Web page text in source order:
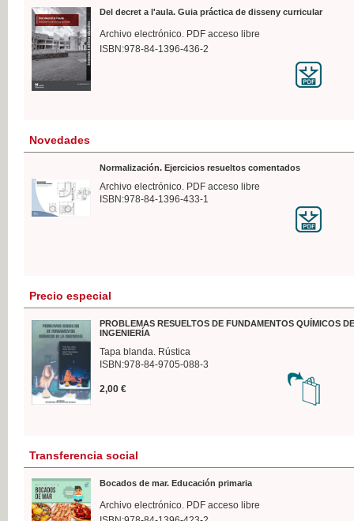
Del decret a l'aula. Guia práctica de disseny curricular
Archivo electrónico. PDF acceso libre
ISBN:978-84-1396-436-2
Novedades
Normalización. Ejercicios resueltos comentados
Archivo electrónico. PDF acceso libre
ISBN:978-84-1396-433-1
Precio especial
PROBLEMAS RESUELTOS DE FUNDAMENTOS QUÍMICOS
INGENIERÍA
Tapa blanda. Rústica
ISBN:978-84-9705-088-3
2,00 €
Transferencia social
Bocados de mar. Educación primaria
Archivo electrónico. PDF acceso libre